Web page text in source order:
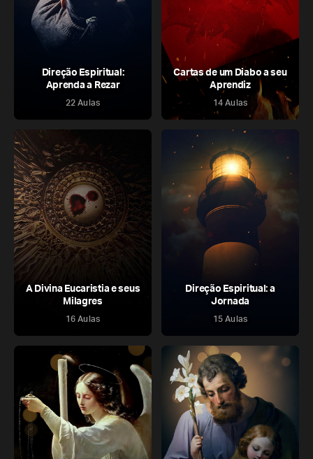
Direção Espiritual:
Aprenda a Rezar
22 Aulas
Cartas de um Diabo a seu
Aprendiz
14 Aulas
A Divina Eucaristia e seus
Milagres
16 Aulas
Direção Espiritual: a
Jornada
15 Aulas